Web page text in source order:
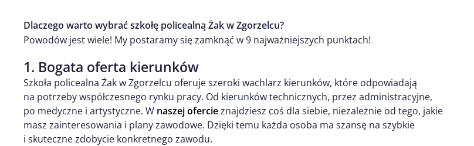
Dlaczego warto wybrać szkołę policealną Żak w Zgorzelcu?
Powodów jest wiele! My postaramy się zamknąć w 9 najważniejszych punktach!
1. Bogata oferta kierunków
Szkoła policealna Żak w Zgorzelcu oferuje szeroki wachlarz kierunków, które odpowiadają
na potrzeby współczesnego rynku pracy. Od kierunków technicznych, przez administracyjne,
po medyczne i artystyczne. W naszej ofercieznajdziesz coś dla siebie, niezależnie od tego, jakie
masz zainteresowania i plany zawodowe. Dzięki temu każda osoba ma szansę na szybkie
i skuteczne zdobycie konkretnego zawodu.